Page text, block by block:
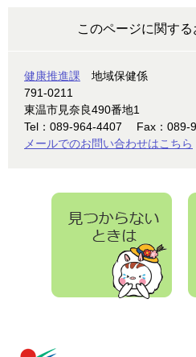
このページに関す
健康推進課
地域保健係
791-0211
東温市見奈良490番地1
Tel：089-964-4407
Fax：089-
メールでのお問い合わせはこちら